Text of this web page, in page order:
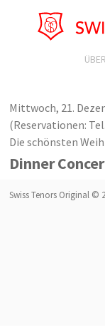
Mittwoch, 21.
(Reservationen:
Die schönsten
Dinner
Swiss Tenors Original ©